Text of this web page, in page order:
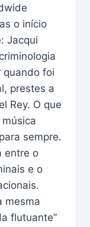
o início
Jacqui
quando foi
prestes a
Rey. O que
sempre.
entre o
e o
mesma
flutuante”